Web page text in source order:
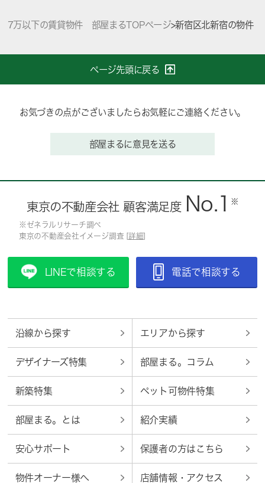
7万以下の賃貸物件 部屋まるTOPページ>新宿区北新宿の物件
ページ先頭に戻る
お気づきの点がございましたらお気軽にご連絡ください。
部屋まるに意見を送る
東京の不動産会社 顧客満足度 No.1 ※
※ゼネラルリサーチ調べ
東京の不動産会社イメージ調査 [ 詳細
LINEで相談する 電話で相談する
沿線から探す エリアから探す
デザイナーズ特集 部屋まる。コラム
新築特集 ペット可物件特集
部屋まる。とは 紹介実績
安心サポート 保護者の方はこちら
物件オーナー様へ 店舗情報・アクセス